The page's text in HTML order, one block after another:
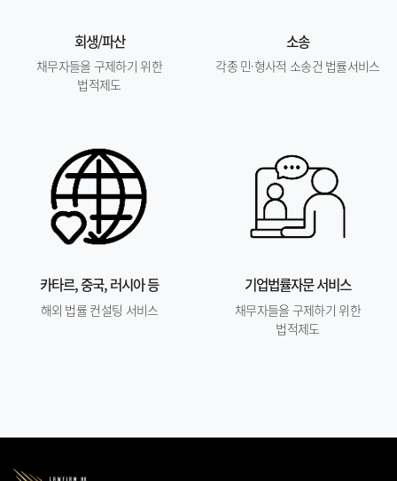
회생/파산
채무자들을 구제하기 위한
법적제도
소송
각종 민·형사적 소송건 법률서비스
카타르, 중국, 러시아 등
해외 법률 컨설팅 서비스
기업법률자문 서비스
채무자들을 구제하기 위한
법적제도